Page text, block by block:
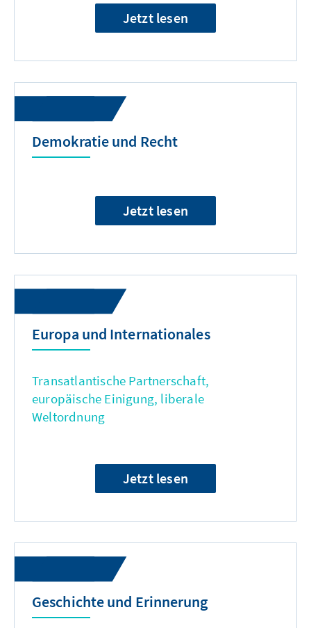
Jetzt lesen
Demokratie und Recht
Jetzt lesen
Europa und Internationales
Transatlantische Partnerschaft,
europäische Einigung, liberale
Weltordnung
Jetzt lesen
Geschichte und Erinnerung